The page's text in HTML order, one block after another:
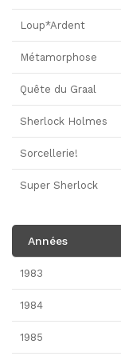
Loup*Ardent
Métamorphose
Quête du Graal
Sherlock Holmes
Sorcellerie!
Super Sherlock
Années
1983
1984
1985